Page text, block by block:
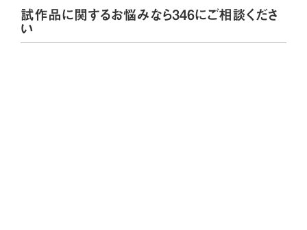
試作品に関するお悩みなら346にご相談くださ
い